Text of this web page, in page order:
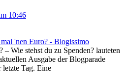
10:46
'nen Euro? - Blogissimo
– Wie stehst du zu Spenden? lauteten
Ausgabe der Blogparade
letzte Tag. Eine